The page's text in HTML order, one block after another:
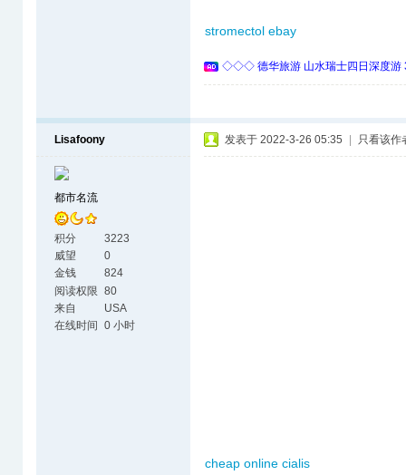
stromectol ebay
◇◇◇ 德华旅游 山水瑞士四日深度
Lisafoony
都市名流
积分
3223
威望
0
金钱
824
阅读权限 80
来自
USA
在线时间
0 小时
发表于 2022-3-26 05:35 只看该作
cheap online cialis